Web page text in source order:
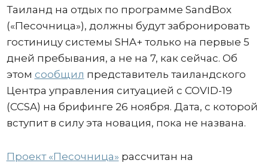
Таиланд на отдых по программе SandBox
(«Песочница»), должны будут забронировать
гостиницу системы SHA+ только на первые 5
дней пребывания, а не на 7, как сейчас. Об
этом сообщил представитель таиландского
Центра управления ситуацией с COVID-19
(CCSA) на брифинге 26 ноября. Дата, с которой
вступит в силу эта новация, пока не названа.
Проект «Песочница» рассчитан на